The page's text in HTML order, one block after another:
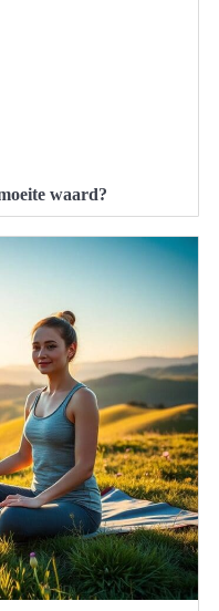
waard?